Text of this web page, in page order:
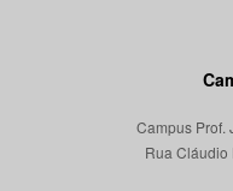
Campus Prof.
Rua Cláudio